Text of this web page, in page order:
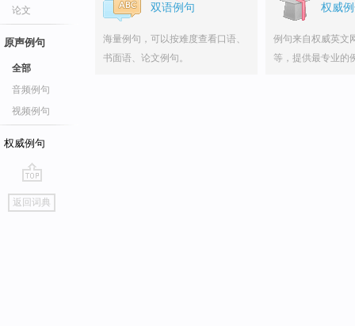
论文
原声例句
全部
音频例句
视频例句
权威例句
go
top
返回词典
双语例句
海量例句，可以按难度查看口语、
书面语、论文例句。
权威
例句来自权威英文
等，提供最专业的